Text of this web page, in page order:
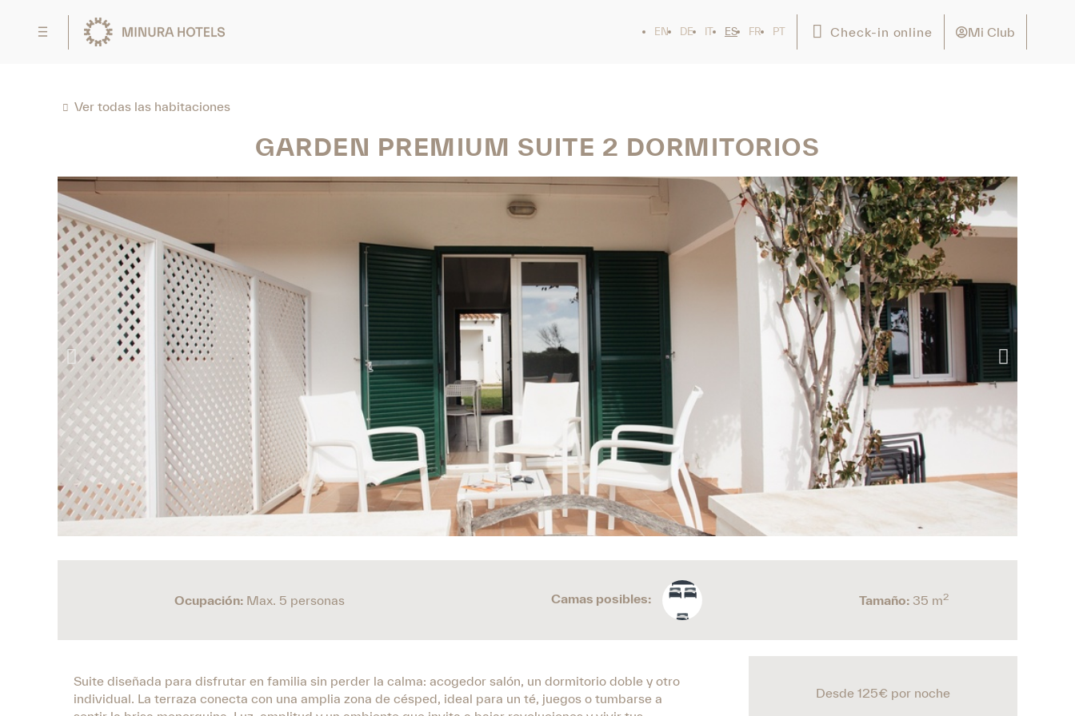
EN DE IT ES FR PT Check-in online Mi Club
Ver todas las habitaciones
GARDEN PREMIUM SUITE 2 DORMITORIOS
Ocupación:Max. 5 personas Camas posibles: Tamaño: 35 m2
Suite diseñada para disfrutar en familia sin perder la calma: acogedor salón, un dormitorio doble y otro
individual. La terraza conecta con una amplia zona de césped, ideal para un té, juegos o tumbarse a
Desde 125€ por noche